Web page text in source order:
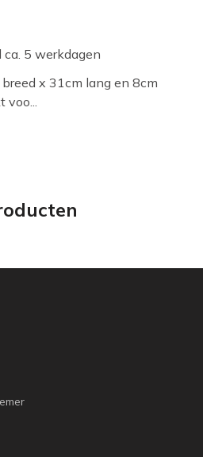
5 werkdagen
x 31cm lang en 8cm
voo...